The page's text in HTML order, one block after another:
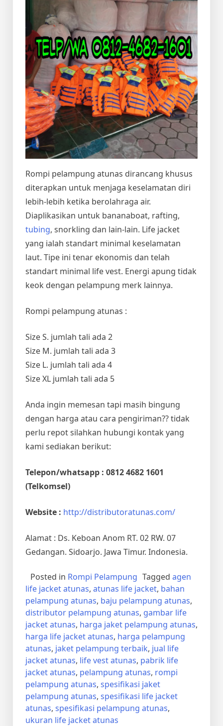
Rompi pelampung atunas dirancang khusus
diterapkan untuk menjaga keselamatan diri
lebih-lebih ketika berolahraga air.
Diaplikasikan untuk bananaboat, rafting,
tubing, snorkling dan lain-lain. Life jacket
yang ialah standart minimal keselamatan
laut. Tipe ini tenar ekonomis dan telah
standart minimal life vest. Energi apung tidak
keok dengan pelampung merk lainnya.
Rompi pelampung atunas :
Size S. jumlah tali ada 2
Size M. jumlah tali ada 3
Size L. jumlah tali ada 4
Size XL jumlah tali ada 5
Anda ingin memesan tapi masih bingung
dengan harga atau cara pengiriman?? tidak
perlu repot silahkan hubungi kontak yang
kami sediakan berikut:
Telepon/whatsapp : 0812 4682 1601
(Telkomsel)
Website : http://distributoratunas.com/
Alamat : Ds. Keboan Anom RT. 02 RW. 07
Gedangan. Sidoarjo. Jawa Timur. Indonesia.
Posted in Rompi Pelampung Tagged agen
life jacket atunas, atunas life jacket, bahan
pelampung atunas, baju pelampung atunas,
distributor pelampung atunas, gambar life
jacket atunas, harga jaket pelampung atunas,
harga life jacket atunas, harga pelampung
atunas, jaket pelampung terbaik, jual life
jacket atunas, life vest atunas, pabrik life
jacket atunas, pelampung atunas, rompi
pelampung atunas, spesifikasi jaket
pelampung atunas, spesifikasi life jacket
atunas, spesifikasi pelampung atunas,
ukuran life jacket atunas